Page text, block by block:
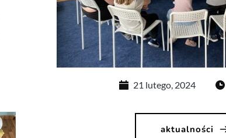
21 lutego, 2024
aktualności